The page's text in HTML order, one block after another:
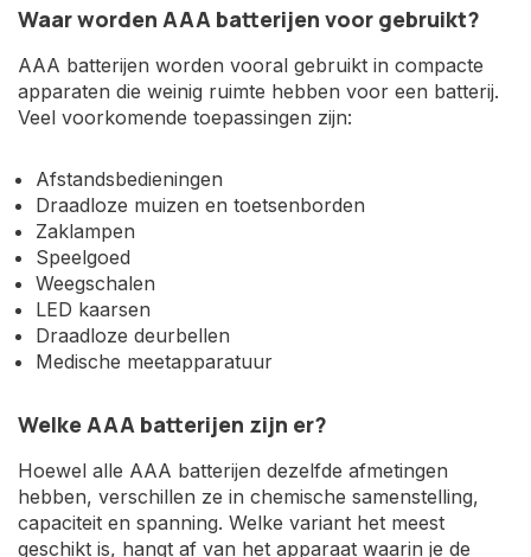
Waar worden AAA batterijen voor gebruikt?
AAA batterijen worden vooral gebruikt in compacte
apparaten die weinig ruimte hebben voor een batterij.
Veel voorkomende toepassingen zijn:
Afstandsbedieningen
Draadloze muizen en toetsenborden
Zaklampen
Speelgoed
Weegschalen
LED kaarsen
Draadloze deurbellen
Medische meetapparatuur
Welke AAA batterijen zijn er?
Hoewel alle AAA batterijen dezelfde afmetingen
hebben, verschillen ze in chemische samenstelling,
capaciteit en spanning. Welke variant het meest
geschikt is, hangt af van het apparaat waarin je de